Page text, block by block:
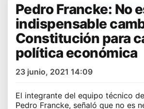
Pedro Francke: No
indispensable
Constitución para
política económica
23 junio, 2021 14:09
El integrante del equipo técnico
Pedro Francke, señaló que no es